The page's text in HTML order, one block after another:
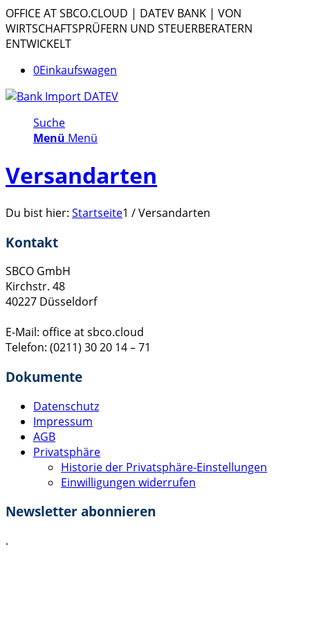
OFFICE AT SBCO.CLOUD | DATEV BANK | VON
WIRTSCHAFTSPRÜFERN UND STEUERBERATERN
ENTWICKELT
0Einkaufswagen
Suche
Menü Menü
Versandarten
Du bist hier: Startseite1 /Versandarten
Kontakt
SBCO GmbH
Kirchstr. 48
40227 Düsseldorf
E-Mail: office at sbco.cloud
Telefon: (0211) 30 20 14 – 71
Dokumente
Datenschutz
Impressum
AGB
Privatsphäre
Historie der Privatsphäre-Einstellungen
Einwilligungen widerrufen
Newsletter abonnieren
.